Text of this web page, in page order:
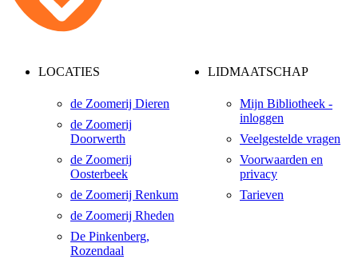
LOCATIES
de Zoomerij Dieren
de Zoomerij
Doorwerth
de Zoomerij
Oosterbeek
de Zoomerij Renkum
de Zoomerij Rheden
De Pinkenberg,
Rozendaal
LIDMAATSCHAP
Mijn Bibliotheek -
inloggen
Veelgestelde vragen
Voorwaarden en
privacy
Tarieven